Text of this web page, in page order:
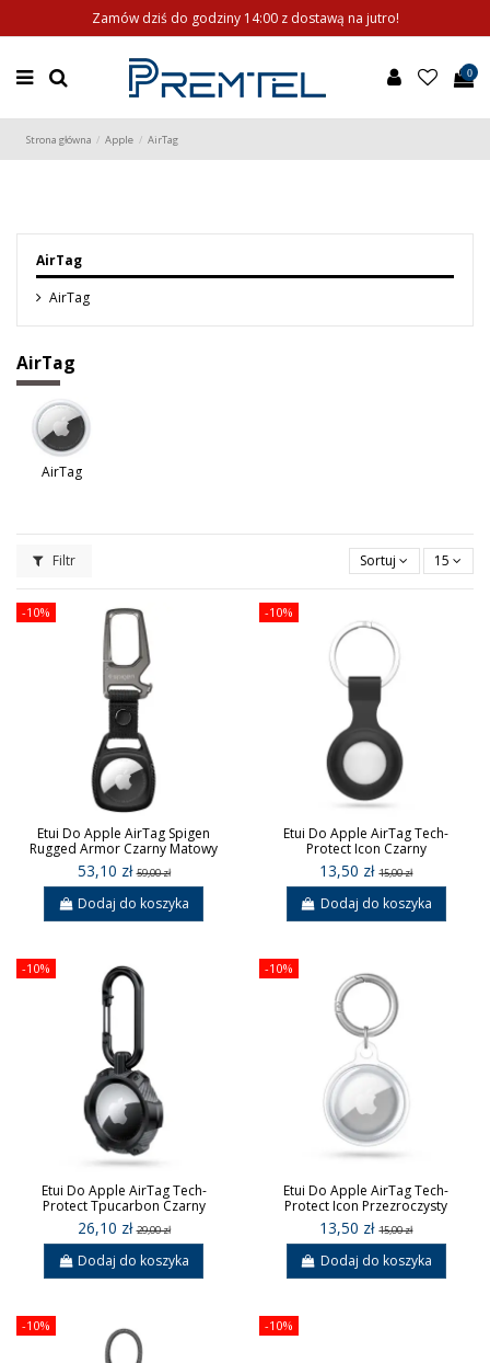
Zamów dziś do godziny 14:00 z dostawą na jutro!
0
Strona główna Apple AirTag
AirTag
AirTag
AirTag
AirTag
Filtr Sortuj 15
-10%
Etui Do Apple AirTag Spigen
Rugged Armor Czarny Matowy
53,10 zł59,00 zł
Dodaj do koszyka
-10%
Etui Do Apple AirTag Tech-
Protect Icon Czarny
13,50 zł15,00 zł
Dodaj do koszyka
-10%
Etui Do Apple AirTag Tech-
Protect Tpucarbon Czarny
26,10 zł29,00 zł
Dodaj do koszyka
-10%
Etui Do Apple AirTag Tech-
Protect Icon Przezroczysty
13,50 zł15,00 zł
Dodaj do koszyka
-10% -10%